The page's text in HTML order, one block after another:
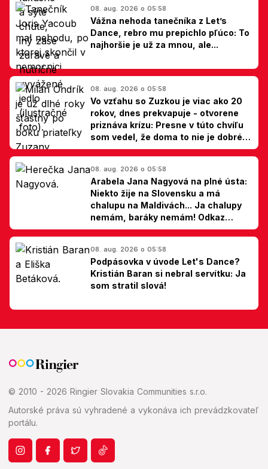
08. aug. 2026 o 05:58
Vážna nehoda tanečníka z Let’s
Dance, rebro mu prepichlo pľúco: To
najhoršie je už za mnou, ale...
08. aug. 2026 o 05:58
Vo vzťahu so Zuzkou je viac ako 20
rokov, dnes prekvapuje - otvorene
priznáva krízu: Presne v túto chvíľu
som vedel, že doma to nie je dobré,
hovorí Milan Ondrík
08. aug. 2026 o 05:58
Arabela Jana Nagyová na plné ústa:
Niekto žije na Slovensku a má
chalupu na Maldivách... Ja chalupy
nemám, baráky nemám! Odkaz
Slovákom
08. aug. 2026 o 05:58
Podpásovka v úvode Let's Dance?
Kristián Baran si nebral servítku: Ja
som stratil slová!
© 2010 - 2026 Ringier Slovakia Communities s.r.o.
Autorské práva sú vyhradené a vykonáva ich prevádzkovateľ
portálu.